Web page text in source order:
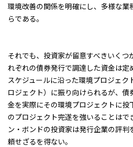
環境改善の関係を明確にし、多様な業
らである。
それでも、投資家が留意すべきいくつ
れぞれの債券発行で調達した資金は
スケジュールに沿った環境プロジェ
ロジェクト）に振り向けられるが、
金を実際にその環境プロジェクトに投
のプロジェクト完遂を強いることは
ン・ボンドの投資家は発行企業の評
頼せざるを得ない。